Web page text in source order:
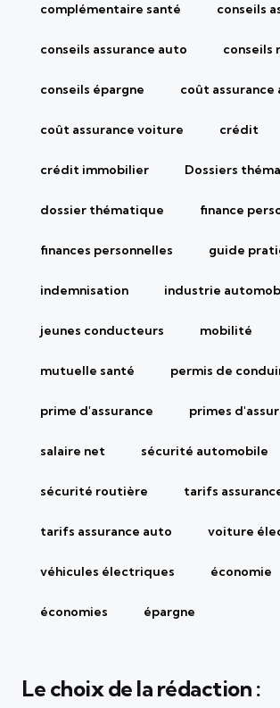
complémentaire santé conseils
conseils assurance auto conseils
conseils épargne coût assurance
coût assurance voiture crédit
crédit immobilier Dossiers
dossier thématique finance
finances personnelles guide
indemnisation industrie
jeunes conducteurs mobilité
mutuelle santé permis de
prime d'assurance primes
salaire net sécurité automobile
sécurité routière tarifs
tarifs assurance auto voiture
véhicules électriques économie
économies épargne
Le choix de la rédaction :